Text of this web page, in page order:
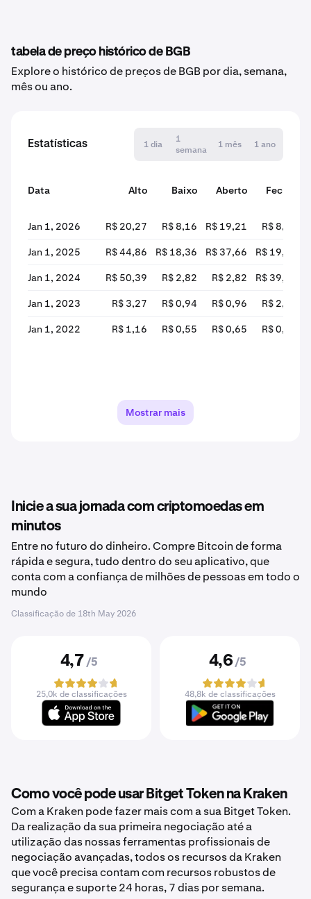
tabela de preço histórico de BGB
Explore o histórico de preços de BGB por dia, semana,
mês ou ano.
Estatísticas 1 dia
1
semana
1 mês 1 ano
Data Alto Baixo Aberto Fechar
Jan 1, 2026 R$ 20,27 R$ 8,16 R$ 19,21 R$ 8,30
Jan 1, 2025 R$ 44,86 R$ 18,36 R$ 37,66 R$ 19,23
Jan 1, 2024 R$ 50,39 R$ 2,82 R$ 2,82 R$ 39,47
Jan 1, 2023 R$ 3,27 R$ 0,94 R$ 0,96 R$ 2,80
Jan 1, 2022 R$ 1,16 R$ 0,55 R$ 0,65 R$ 0,96
Mostrar mais
Inicie a sua jornada com criptomoedas em
minutos
Entre no futuro do dinheiro. Compre Bitcoin de forma
rápida e segura, tudo dentro do seu aplicativo, que
conta com a confiança de milhões de pessoas em todo o
mundo
Classificação de 18th May 2026
4,7 /5
25,0k de classificações
4,6 /5
48,8k de classificações
Como você pode usar Bitget Token na Kraken
Com a Kraken pode fazer mais com a sua Bitget Token.
Da realização da sua primeira negociação até a
utilização das nossas ferramentas profissionais de
negociação avançadas, todos os recursos da Kraken
que você precisa contam com recursos robustos de
segurança e suporte 24 horas, 7 dias por semana.